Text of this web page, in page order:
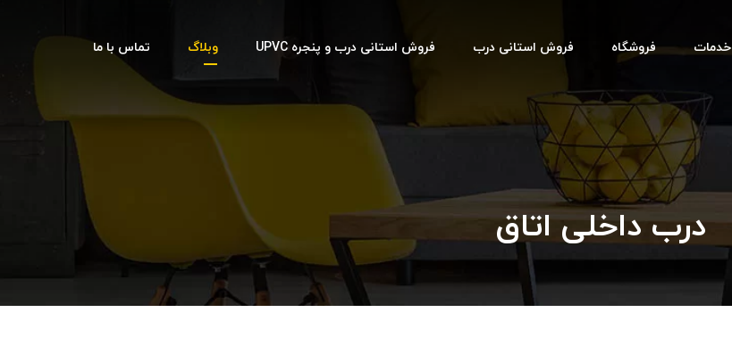
خدمات فروشگاه فروش استانی درب فروش استانی درب و پنجره UPVC وبلاگ تماس با ما
درب داخلی اتاق